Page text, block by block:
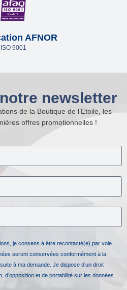
AFNOR
ISO 9001
newsletter
de la Boutique de l’Etoile, les
offres promotionnelles !
je consens à être recontacté(e) par voie
seront conservées conformément à la
à ma demande. Je dispose d’un droit
d’opposition et de portabilité sur les données